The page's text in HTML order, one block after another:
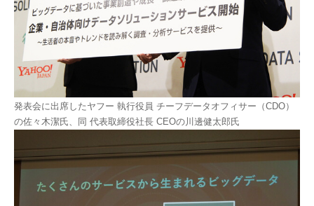
発表会に出席したヤフー 執行役員 チーフデータオフィサー（CDO）
の佐々木潔氏、同 代表取締役社長 CEOの川邊健太郎氏